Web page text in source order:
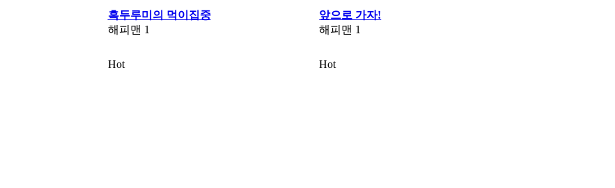
흑두루미의 먹이집중
해피맨 1
앞으로 가자!
해피맨 1
Hot Hot